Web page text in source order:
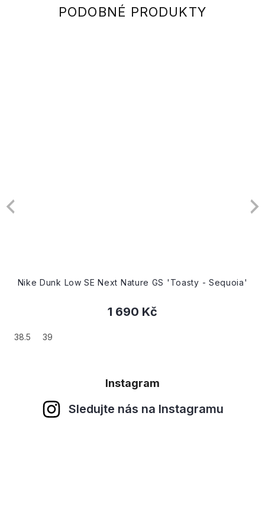
45.5 47.5
Nike Dunk Low SE Next Nature GS 'Toasty - Sequoia'
1 690 Kč
38.5 39
Instagram
Sledujte nás na Instagramu